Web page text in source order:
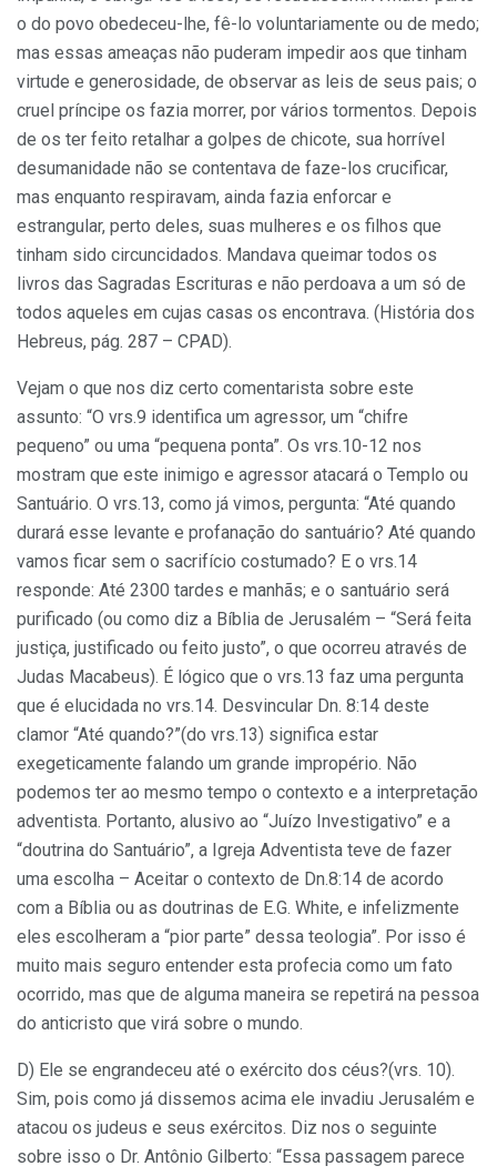
o do povo obedeceu-lhe, fê-lo voluntariamente ou de medo;
mas essas ameaças não puderam impedir aos que tinham
virtude e generosidade, de observar as leis de seus pais; o
cruel príncipe os fazia morrer, por vários tormentos. Depois
de os ter feito retalhar a golpes de chicote, sua horrível
desumanidade não se contentava de faze-los crucificar,
mas enquanto respiravam, ainda fazia enforcar e
estrangular, perto deles, suas mulheres e os filhos que
tinham sido circuncidados. Mandava queimar todos os
livros das Sagradas Escrituras e não perdoava a um só de
todos aqueles em cujas casas os encontrava. (História dos
Hebreus, pág. 287 – CPAD).
Vejam o que nos diz certo comentarista sobre este
assunto: “O vrs.9 identifica um agressor, um “chifre
pequeno” ou uma “pequena ponta”. Os vrs.10-12 nos
mostram que este inimigo e agressor atacará o Templo ou
Santuário. O vrs.13, como já vimos, pergunta: “Até quando
durará esse levante e profanação do santuário? Até quando
vamos ficar sem o sacrifício costumado? E o vrs.14
responde: Até 2300 tardes e manhãs; e o santuário será
purificado (ou como diz a Bíblia de Jerusalém – “Será feita
justiça, justificado ou feito justo”, o que ocorreu através de
Judas Macabeus). É lógico que o vrs.13 faz uma pergunta
que é elucidada no vrs.14. Desvincular Dn. 8:14 deste
clamor “Até quando?”(do vrs.13) significa estar
exegeticamente falando um grande impropério. Não
podemos ter ao mesmo tempo o contexto e a interpretação
adventista. Portanto, alusivo ao “Juízo Investigativo” e a
“doutrina do Santuário”, a Igreja Adventista teve de fazer
uma escolha – Aceitar o contexto de Dn.8:14 de acordo
com a Bíblia ou as doutrinas de E.G. White, e infelizmente
eles escolheram a “pior parte” dessa teologia”. Por isso é
muito mais seguro entender esta profecia como um fato
ocorrido, mas que de alguma maneira se repetirá na pessoa
do anticristo que virá sobre o mundo.
D) Ele se engrandeceu até o exército dos céus?(vrs. 10).
Sim, pois como já dissemos acima ele invadiu Jerusalém e
atacou os judeus e seus exércitos. Diz nos o seguinte
sobre isso o Dr. Antônio Gilberto: “Essa passagem parece